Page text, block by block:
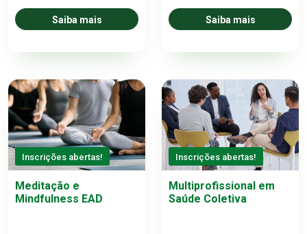
Saiba mais Saiba mais
Inscrições abertas!
Meditação e
Mindfulness EAD
Inscrições abertas!
Multiprofissional em
Saúde Coletiva